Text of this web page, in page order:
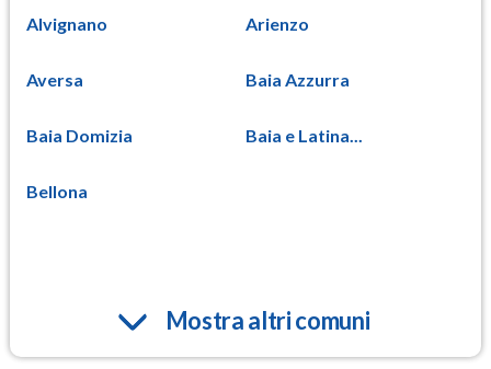
Alvignano Arienzo
Aversa Baia Azzurra
Baia Domizia Baia e Latina...
Bellona
Mostra altri comuni